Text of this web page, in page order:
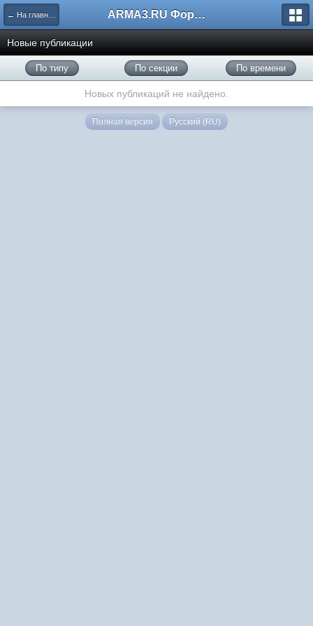
← На главную ARMA3.RU Форум
Новые публикации
По типу По секции По времени
Новых публикаций не найдено.
Полная версия Русский (RU)